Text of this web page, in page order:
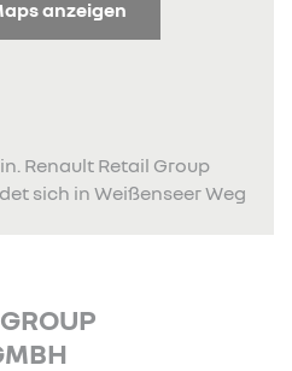
anzeigen
Renault Retail Group
sich in Weißenseer Weg